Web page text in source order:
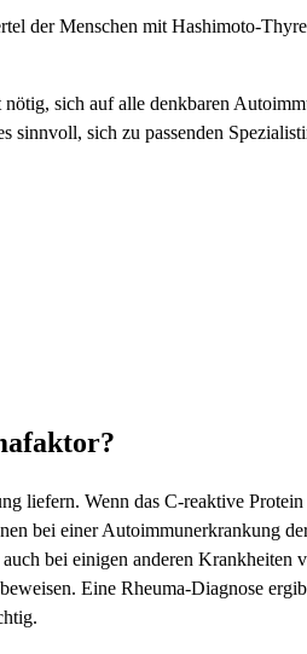
der Menschen mit Hashimoto-
sich auf alle denkbaren
sich zu passenden
liefern. Wenn das C-reaktive
bei einer Autoimmunerkrankung
bei einigen anderen Krankheiten
Eine Rheuma-Diagnose